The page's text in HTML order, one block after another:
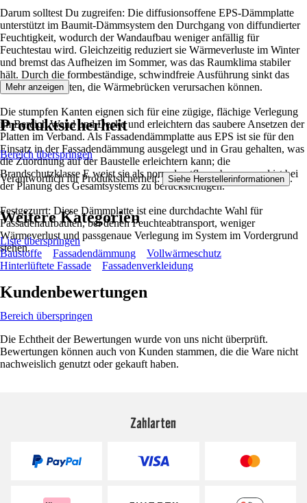
Darum solltest Du zugreifen: Die diffusionsoffene EPS-Dämmplatte
unterstützt im Baumit-Dämmsystem den Durchgang von diffundierter
Feuchtigkeit, wodurch der Wandaufbau weniger anfällig für
Feuchtestau wird. Gleichzeitig reduziert sie Wärmeverluste im Winter
und bremst das Aufheizen im Sommer, was das Raumklima stabiler
hält. Durch die formbeständige, schwindfreie Ausführung sinkt das
Risiko von Spalten, die Wärmebrücken verursachen können.
Die stumpfen Kanten eignen sich für eine zügige, flächige Verlegung
im Bereich Wand und Decke und erleichtern das saubere Ansetzen der
Platten im Verband. Als Fassadendämmplatte aus EPS ist sie für den
Einsatz in der Fassadendämmung ausgelegt und in Grau gehalten, was
die Zuordnung auf der Baustelle erleichtern kann; die
Brandschutzklasse E weist sie als normal entflammbar aus und ist bei
der Planung des Gesamtsystems zu berücksichtigen.
Festgezurrt: Diese Dämmplatte ist eine durchdachte Wahl für
Fassadenaufbauten, bei denen Feuchteabtransport, weniger
Wärmeverlust und passgenaue Verlegung im System im Vordergrund
stehen.
Mehr anzeigen
Produktsicherheit
Bereich überspringen
Verantwortlich für Produktsicherheit: Siehe Herstellerinformationen .
Weitere Kategorien
Liste überspringen
Baustoffe
Fassadendämmung
Vollwärmeschutz
Hinterlüftete Fassade
Fassadenverkleidung
Kundenbewertungen
Bereich überspringen
Die Echtheit der Bewertungen wurde von uns nicht überprüft.
Bewertungen können auch von Kunden stammen, die die Ware nicht
nachweislich genutzt oder gekauft haben.
Zahlarten